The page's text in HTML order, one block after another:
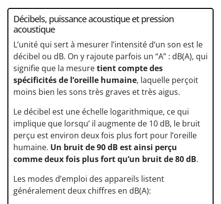
Décibels, puissance acoustique et pression
acoustique
L’unité qui sert à mesurer l’intensité d’un son est le
décibel ou dB. On y rajoute parfois un “A” : dB(A), qui
signifie que la mesuretient compte des
spécificités de l’oreille humaine, laquelle perçoit
moins bien les sons très graves et très aigus.
Le décibel est une échelle logarithmique, ce qui
implique que lorsqu’ il augmente de 10 dB, le bruit
perçu est environ deux fois plus fort pour l’oreille
humaine. Un bruit de 90 dB est ainsi perçu
comme deux fois plus fort qu’un bruit de 80 dB.
Les modes d’emploi des appareils listent
généralement deux chiffres en dB(A):